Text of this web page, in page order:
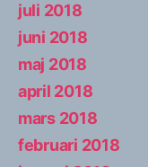
juli 2018
juni 2018
maj 2018
april 2018
mars 2018
februari 2018